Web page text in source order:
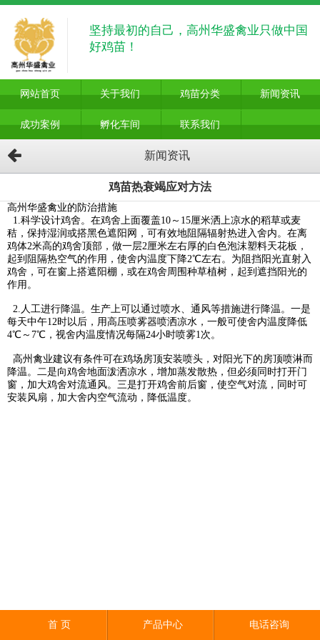
坚持最初的自己，高州华盛禽业只做中国
好鸡苗！
网站首页 关于我们 鸡苗分类 新闻资讯
成功案例 孵化车间 联系我们
新闻资讯
鸡苗热衰竭应对方法
高州华盛禽业的防治措施
1.科学设计鸡舍。在鸡舍上面覆盖10～15厘米洒上凉水的稻草或麦
秸，保持湿润或搭黑色遮阳网，可有效地阻隔辐射热进入舍内。在离
鸡体2米高的鸡舍顶部，做一层2厘米左右厚的白色泡沫塑料天花板，
起到阻隔热空气的作用，使舍内温度下降2℃左右。为阻挡阳光直射入
鸡舍，可在窗上搭遮阳棚，或在鸡舍周围种草植树，起到遮挡阳光的
作用。
2.人工进行降温。生产上可以通过喷水、通风等措施进行降温。一是
每天中午12时以后，用高压喷雾器喷洒凉水，一般可使舍内温度降低
4℃～7℃，视舍内温度情况每隔24小时喷雾1次。
高州禽业建议有条件可在鸡场房顶安装喷头，对阳光下的房顶喷淋而
降温。二是向鸡舍地面泼洒凉水，增加蒸发散热，但必须同时打开门
窗，加大鸡舍对流通风。三是打开鸡舍前后窗，使空气对流，同时可
安装风扇，加大舍内空气流动，降低温度。
首 页 产品中心 电话咨询